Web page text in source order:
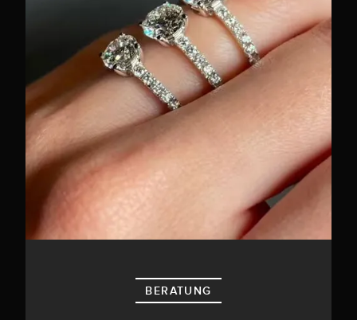
BERATUNG